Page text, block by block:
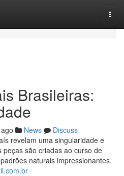
Brasileiras:
News
Discuss
revelam uma singularidade e
peças são criadas ao curso de
naturais impressionantes.